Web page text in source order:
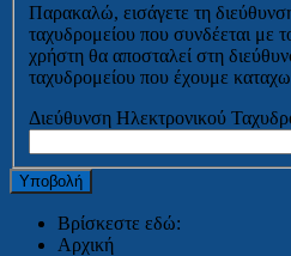
Παρακαλώ, εισάγετε τη
ταχυδρομείου που συνδέεται με
χρήστη θα αποσταλεί στη
ταχυδρομείου που έχουμε
Διεύθυνση Ηλεκτρονικού
Υποβολή
Βρίσκεστε εδώ:
Αρχική